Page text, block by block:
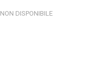
NON DISPONIBILE